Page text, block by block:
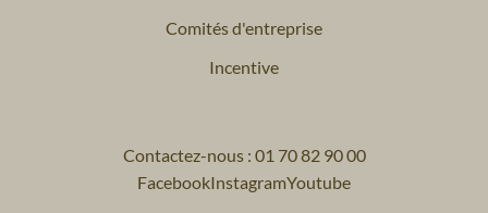
Comités d'entreprise
Incentive
Contactez-nous : 01 70 82 90 00
FacebookInstagramYoutube